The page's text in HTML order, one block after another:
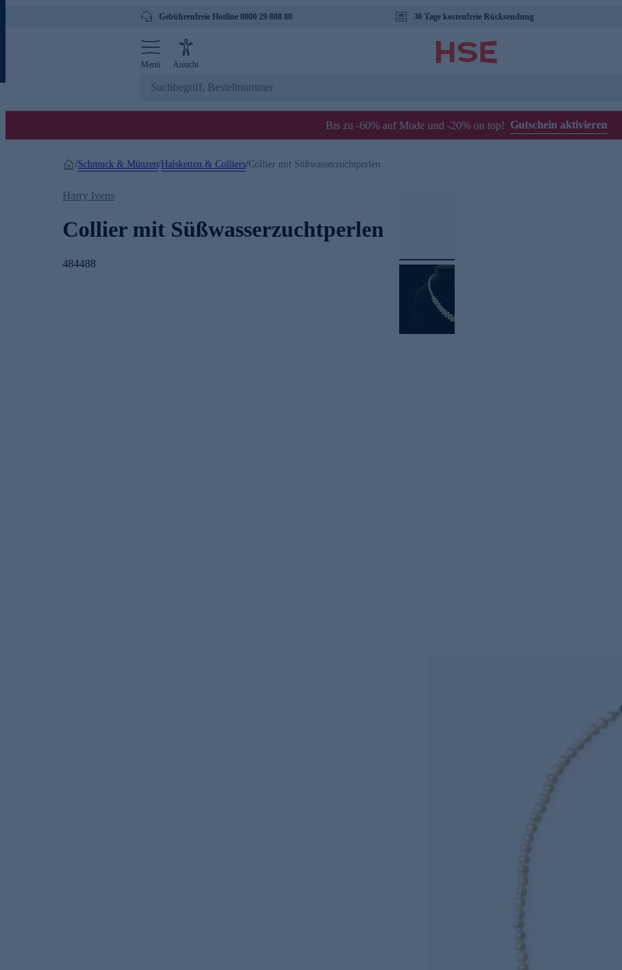
Gebührenfreie Hotline 0800 29 888 88 30 Tage kostenfreie Rücksendung
Menü Ansicht
Bis zu -60% auf Mode und -20% on top! Gutschein aktivieren
/Schmuck & Münzen/Halsketten & Colliers/Collier mit Süßwasserzuchtperlen
Harry Ivens
Collier mit Süßwasserzuchtperlen
484488